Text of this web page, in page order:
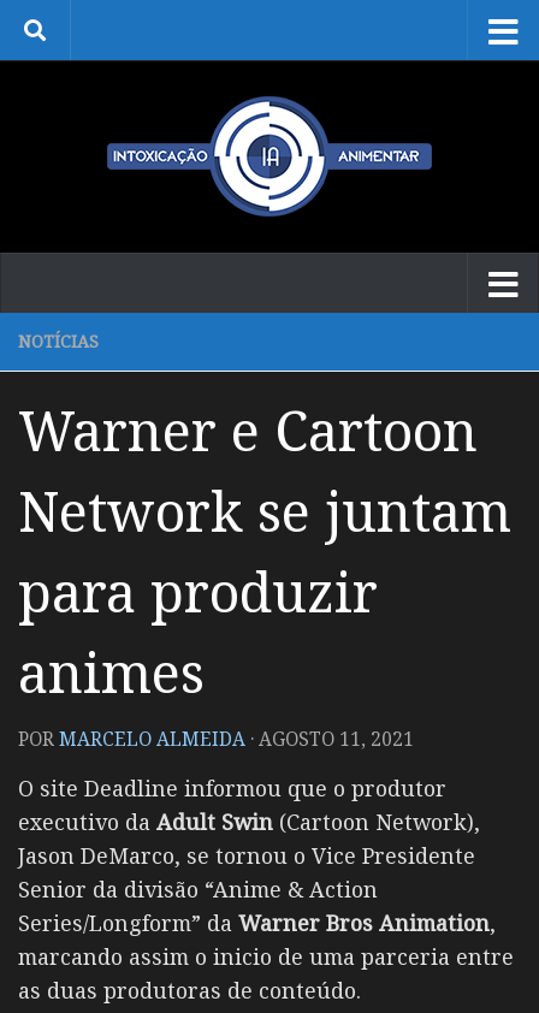
Skip to content
NOTÍCIAS
Warner e Cartoon
Network se juntam
para produzir
animes
PORMARCELO ALMEIDA ·AGOSTO 11, 2021
O site Deadline informou que o produtor
executivo da Adult Swin (Cartoon Network),
Jason DeMarco, se tornou o Vice Presidente
Senior da divisão “Anime & Action
Series/Longform” da Warner Bros Animation,
marcando assim o inicio de uma parceria entre
as duas produtoras de conteúdo.